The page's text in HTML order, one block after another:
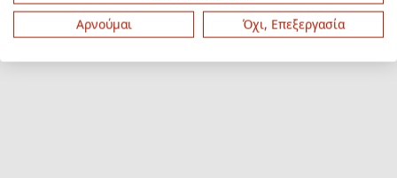
Αρνούμαι
Όχι, Επεξεργασία